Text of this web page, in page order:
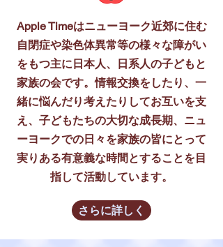
Apple Timeはニューヨーク近郊に住む
自閉症や染色体異常等の様々な障がい
をもつ主に日本人、日系人の子どもと
家族の会です。情報交換をしたり、一
緒に悩んだり考えたりしてお互いを支
え、子どもたちの大切な成長期、ニュ
ーヨークでの日々を家族の皆にとって
実りある有意義な時間とすることを目
指して活動しています。
さらに詳しく